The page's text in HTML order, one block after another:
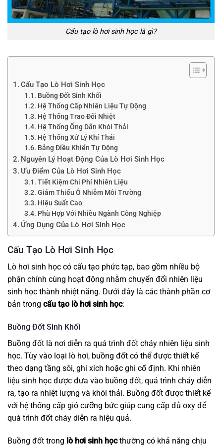
Cấu tạo lò hơi sinh học là gì?
Cấu Tạo Lò Hơi Sinh Học
Buồng Đốt Sinh Khối
Hệ Thống Cấp Nhiên Liệu Tự Động
Hệ Thống Trao Đổi Nhiệt
Hệ Thống Ống Dẫn Khói Thải
Hệ Thống Xử Lý Khí Thải
Bảng Điều Khiển Tự Động
Nguyên Lý Hoạt Động Của Lò Hơi Sinh Học
Ưu Điểm Của Lò Hơi Sinh Học
Tiết Kiệm Chi Phí Nhiên Liệu
Giảm Thiểu Ô Nhiễm Môi Trường
Hiệu Suất Cao
Phù Hợp Với Nhiều Ngành Công Nghiệp
Ứng Dụng Của Lò Hơi Sinh Học
Cấu Tạo Lò Hơi Sinh Học
Lò hơi sinh học có cấu tạo phức tạp, bao gồm nhiều bộ
phận chính cùng hoạt động nhằm chuyển đổi nhiên liệu
sinh học thành nhiệt năng. Dưới đây là các thành phần cơ
bản trong cấu tạo lò hơi sinh học:
Buồng Đốt Sinh Khối
Buồng đốt là nơi diễn ra quá trình đốt cháy nhiên liệu sinh
học. Tùy vào loại lò hơi, buồng đốt có thể được thiết kế
theo dạng tầng sôi, ghi xích hoặc ghi cố định. Khi nhiên
liệu sinh học được đưa vào buồng đốt, quá trình cháy diễn
ra, tạo ra nhiệt lượng và khói thải. Buồng đốt được thiết kế
với hệ thống cấp gió cưỡng bức giúp cung cấp đủ oxy để
quá trình đốt cháy diễn ra hiệu quả.
Buồng đốt trong lò hơi sinh họcthường có khả năng chịu